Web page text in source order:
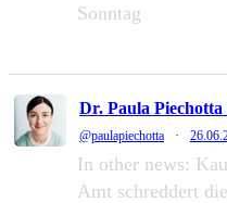
Sonntag
Dr. Paula
@paulapiechotta ·
In other news:
Amt schreddert